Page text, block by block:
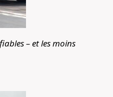
– et les moins